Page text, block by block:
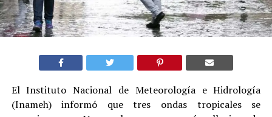
El Instituto Nacional de Meteorología e Hidrología
(Inameh) informó que tres ondas tropicales se